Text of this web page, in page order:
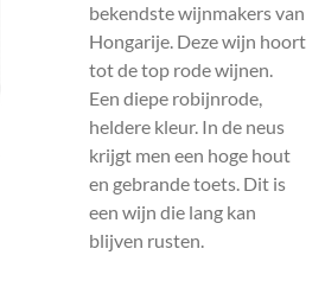
bekendste wijnmakers van
Hongarije. Deze wijn hoort
tot de top rode wijnen.
Een diepe robijnrode,
heldere kleur. In de neus
krijgt men een hoge hout
en gebrande toets. Dit is
een wijn die lang kan
blijven rusten.